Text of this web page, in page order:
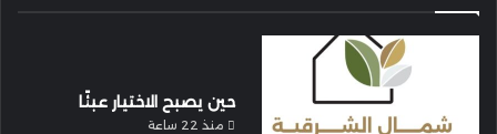
حين يصبح الاختيار عبئًا
منذ 22 ساعة